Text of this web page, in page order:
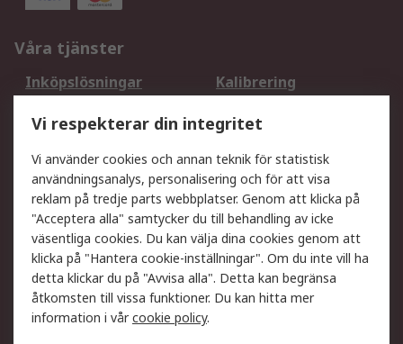
Våra tjänster
Inköpslösningar
Kalibrering
DesignSpark
Teknisk Support
Ditt lokala säljteam
Exportlösningar
Support
Få hjälp
Retur av varor
Leverans
Spåra din order
Begär en fakturakopi
Fördelar med RS-konto
Betalningsalternativ
Vi respekterar din integritet
Vi använder cookies och annan teknik för statistisk
användningsanalys, personalisering och för att visa
reklam på tredje parts webbplatser. Genom att klicka på
"Acceptera alla" samtycker du till behandling av icke
väsentliga cookies. Du kan välja dina cookies genom att
klicka på "Hantera cookie-inställningar". Om du inte vill ha
detta klickar du på "Avvisa alla". Detta kan begränsa
åtkomsten till vissa funktioner. Du kan hitta mer
information i vårcookie policy.